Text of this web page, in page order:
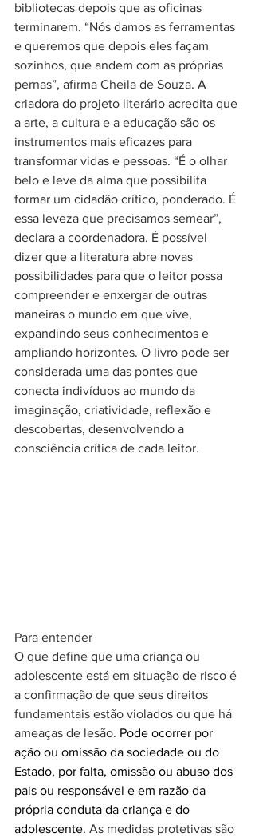
bibliotecas depois que as oficinas
terminarem. “Nós damos as ferramentas
e queremos que depois eles façam
sozinhos, que andem com as próprias
pernas”, afirma Cheila de Souza. A
criadora do projeto literário acredita que
a arte, a cultura e a educação são os
instrumentos mais eficazes para
transformar vidas e pessoas. “É o olhar
belo e leve da alma que possibilita
formar um cidadão crítico, ponderado. É
essa leveza que precisamos semear”,
declara a coordenadora. É possível
dizer que a literatura abre novas
possibilidades para que o leitor possa
compreender e enxergar de outras
maneiras o mundo em que vive,
expandindo seus conhecimentos e
ampliando horizontes. O livro pode ser
considerada uma das pontes que
conecta indivíduos ao mundo da
imaginação, criatividade, reflexão e
descobertas, desenvolvendo a
consciência crítica de cada leitor.
Para entender
O que define que uma criança ou
adolescente está em situação de risco é
a confirmação de que seus direitos
fundamentais estão violados ou que há
ameaças de lesão. Pode ocorrer por
ação ou omissão da sociedade ou do
Estado, por falta, omissão ou abuso dos
pais ou responsável e em razão da
própria conduta da criança e do
adolescente. As medidas protetivas são